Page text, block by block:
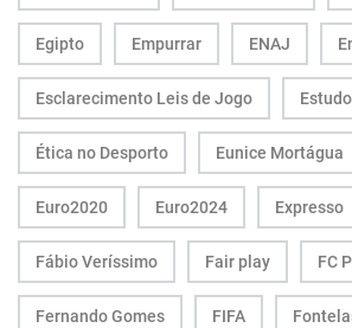
Egipto Empurrar ENAJ
Esclarecimento Leis de Jogo Estudo
Ética no Desporto Eunice Mortágua
Euro2020 Euro2024 Expresso
Fábio Veríssimo Fair play FC
Fernando Gomes FIFA